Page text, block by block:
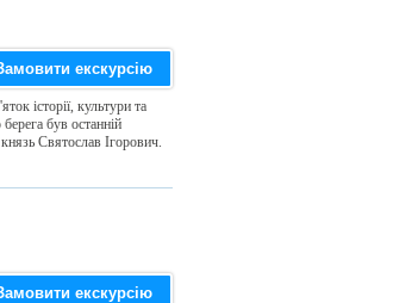
екскурсію
історії, культури та
був останній
князь Святослав Ігорович.
екскурсію